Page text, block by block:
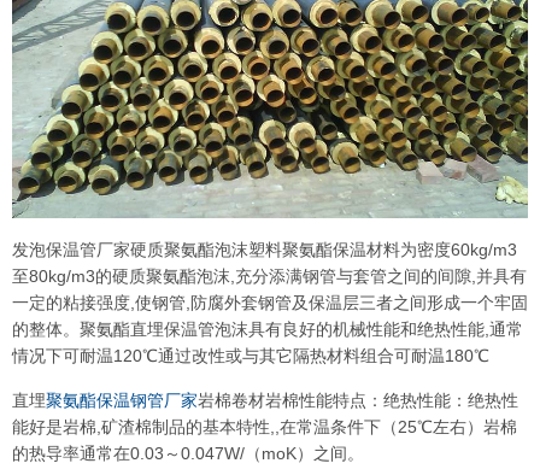
发泡保温管厂家硬质聚氨酯泡沫塑料聚氨酯保温材料为密度60kg/m3
至80kg/m3的硬质聚氨酯泡沫,充分添满钢管与套管之间的间隙,并具有
一定的粘接强度,使钢管,防腐外套钢管及保温层三者之间形成一个牢固
的整体。聚氨酯直埋保温管泡沫具有良好的机械性能和绝热性能,通常
情况下可耐温120℃通过改性或与其它隔热材料组合可耐温180℃
直埋聚氨酯保温钢管厂家岩棉卷材岩棉性能特点：绝热性能：绝热性
能好是岩棉,矿渣棉制品的基本特性,,在常温条件下（25℃左右）岩棉
的热导率通常在0.03～0.047W/（moK）之间。